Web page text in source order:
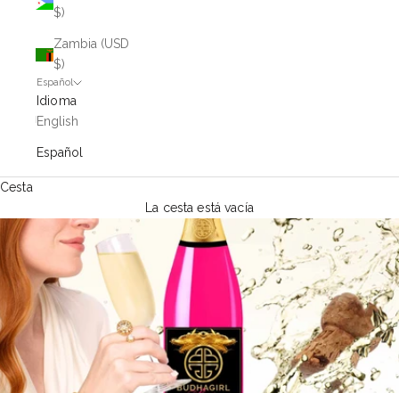
$)
Zambia (USD
$)
Español
Idioma
English
Español
Cesta
La cesta está vacía